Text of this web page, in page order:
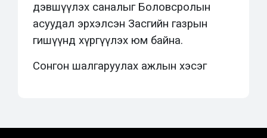
дэвшүүлэх саналыг Боловсролын
асуудал эрхэлсэн Засгийн газрын
гишүүнд хүргүүлэх юм байна.
Сонгон шалгаруулах ажлын хэсэг